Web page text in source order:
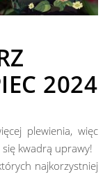
2024
kwadrą uprawy!
najkorzystniej